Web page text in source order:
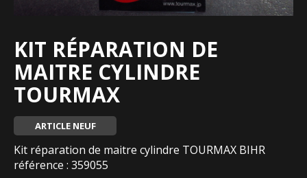
KIT RÉPARATION DE
MAITRE CYLINDRE
TOURMAX
ARTICLE NEUF
Kit réparation de maitre cylindre TOURMAX BIHR
référence : 359055